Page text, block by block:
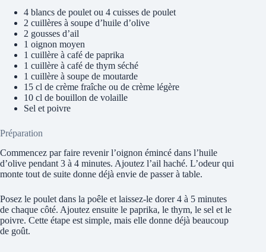
4 blancs de poulet ou 4 cuisses de poulet
2 cuillères à soupe d’huile d’olive
2 gousses d’ail
1 oignon moyen
1 cuillère à café de paprika
1 cuillère à café de thym séché
1 cuillère à soupe de moutarde
15 cl de crème fraîche ou de crème légère
10 cl de bouillon de volaille
Sel et poivre
Préparation
Commencez par faire revenir l’oignon émincé dans l’huile
d’olive pendant 3 à 4 minutes. Ajoutez l’ail haché. L’odeur qui
monte tout de suite donne déjà envie de passer à table.
Posez le poulet dans la poêle et laissez-le dorer 4 à 5 minutes
de chaque côté. Ajoutez ensuite le paprika, le thym, le sel et le
poivre. Cette étape est simple, mais elle donne déjà beaucoup
de goût.